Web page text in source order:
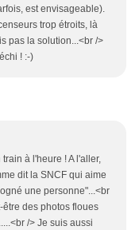
est envisageable).
trop étroits, là
pas la solution...<br />
! :-)
à l'heure ! A l'aller,
dit la SNCF qui aime
une personne"...<br
être des photos floues
/> Je suis aussi